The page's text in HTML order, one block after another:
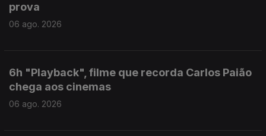
prova
06 ago. 2026
6h "Playback", filme que recorda Carlos Paião
chega aos cinemas
06 ago. 2026